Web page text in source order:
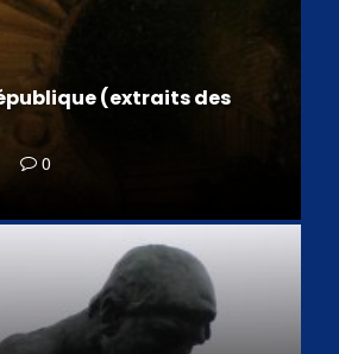
(extraits des
0